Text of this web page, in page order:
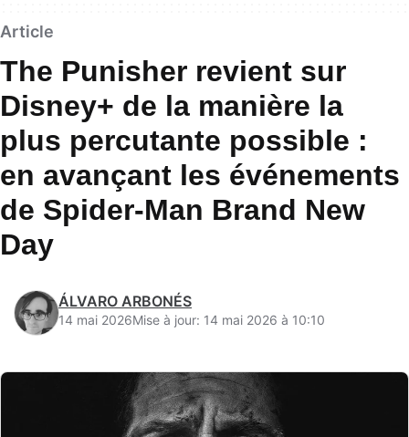
Article
The Punisher revient sur
Disney+ de la manière la
plus percutante possible :
en avançant les événements
de Spider-Man Brand New
Day
ÁLVARO ARBONÉS
14 mai 2026Mise à jour: 14 mai 2026 à 10:10